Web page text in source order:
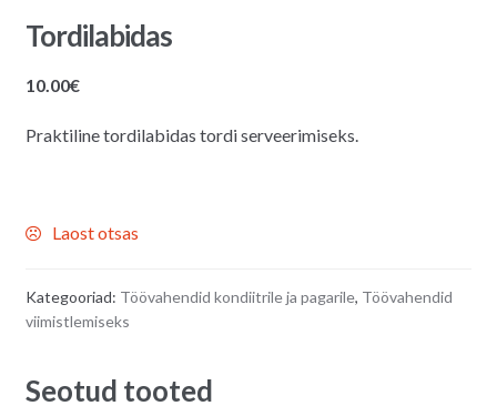
Tordilabidas
10.00€
Praktiline tordilabidas tordi serveerimiseks.
Laost otsas
Kategooriad: Töövahendid kondiitrile ja pagarile, Töövahendid
viimistlemiseks
Seotud tooted